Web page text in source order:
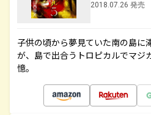
2018.07.26 発売
子供の頃から夢見ていた南の島に
が、島で出合うトロピカルでマジ
憶。